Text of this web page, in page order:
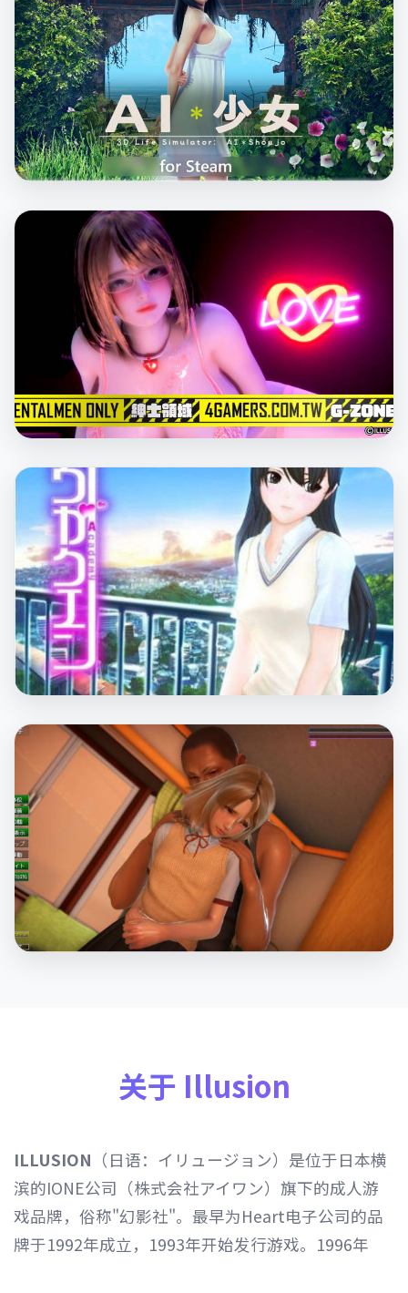
关于 Illusion
ILLUSION （日语：イリュージョン）是位于日本横
滨的IONE公司（株式会社アイワン）旗下的成人游
戏品牌，俗称"幻影社"。最早为Heart电子公司的品
牌于1992年成立，1993年开始发行游戏。1996年